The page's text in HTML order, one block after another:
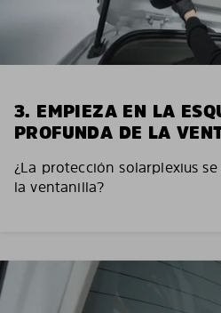
3. EMPIEZA EN LA
PROFUNDA DE LA
¿La protección solarplexius
la ventanilla?